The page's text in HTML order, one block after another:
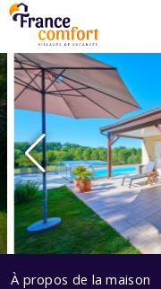
À propos de la maison